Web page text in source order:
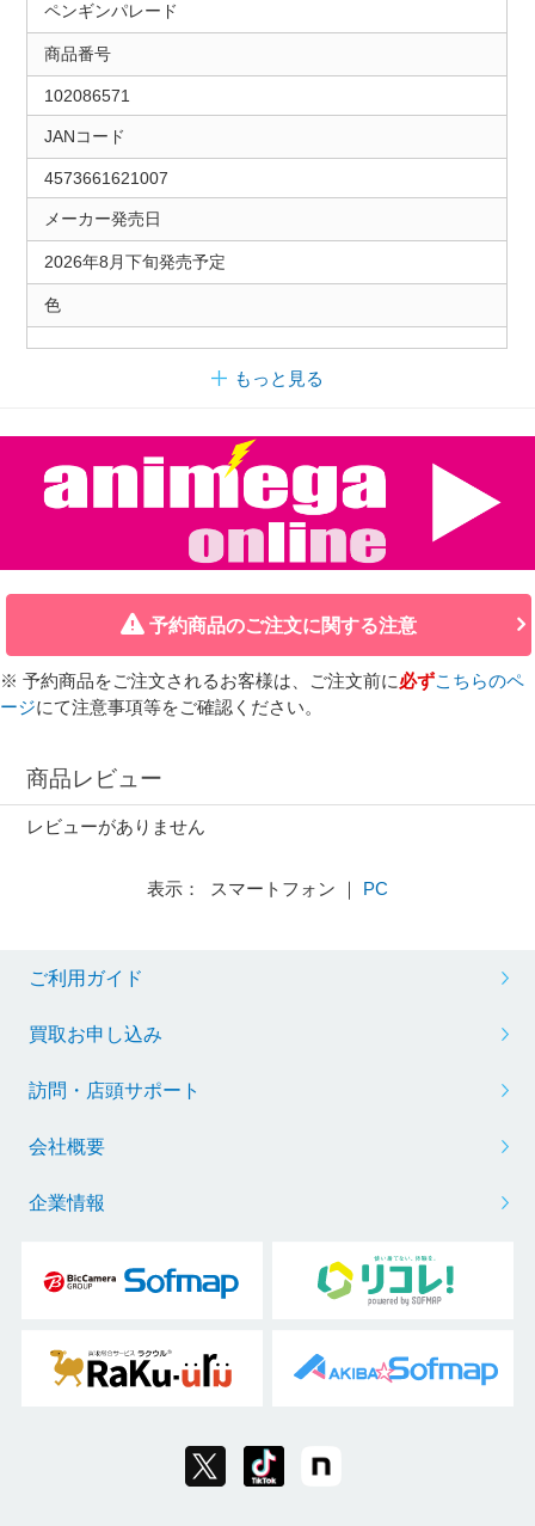
ペンギンパレード
商品番号
102086571
JANコード
4573661621007
メーカー発売日
2026年8月下旬発売予定
色
もっと見る
予約商品のご注文に関する注意
※ 予約商品をご注文されるお客様は、ご注文前に必ずこちらのペ
ージにて注意事項等をご確認ください。
商品レビュー
レビューがありません
表示： スマートフォン ｜ PC
ご利用ガイド
買取お申し込み
訪問・店頭サポート
会社概要
企業情報